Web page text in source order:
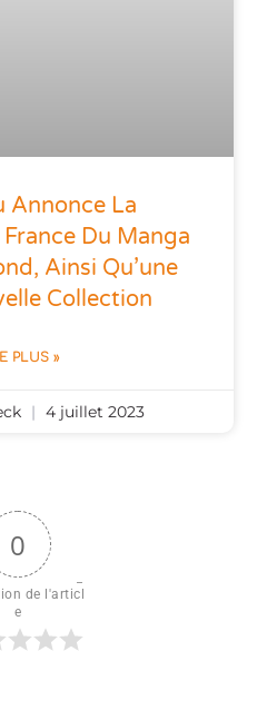
Annonce La
Du Manga
Ainsi Qu’une
Collection
PLUS »
4 juillet 2023
0
de l'articl
e